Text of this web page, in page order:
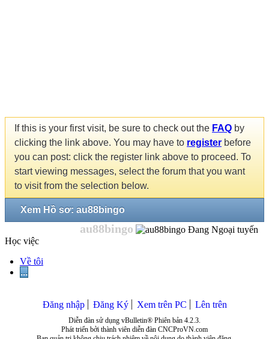
If this is your first visit, be sure to check out the FAQ by
clicking the link above. You may have to register before
you can post: click the register link above to proceed. To
start viewing messages, select the forum that you want
to visit from the selection below.
Xem Hồ sơ: au88bingo
au88bingo
Học việc
Về tôi
...
Đăng nhập Đăng Ký Xem trên PC Lên trên
Diễn đàn sử dụng vBulletin® Phiên bản 4.2.3.
Phát triển bởi thành viên diễn đàn CNCProVN.com